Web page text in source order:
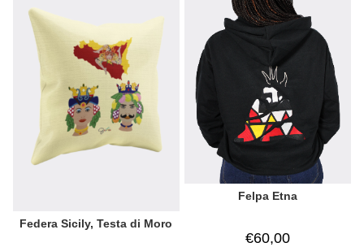
Federa Sicily, Testa di Moro
Felpa Etna
€60,00